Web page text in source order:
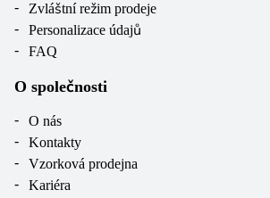
Zvláštní režim prodeje
Personalizace údajů
FAQ
O společnosti
O nás
Kontakty
Vzorková prodejna
Kariéra